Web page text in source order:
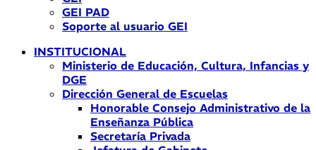
GEI PAD
Soporte al usuario GEI
INSTITUCIONAL
Ministerio de Educación, Cultura, Infancias y
DGE
Dirección General de Escuelas
Honorable Consejo Administrativo de la
Enseñanza Pública
Secretaría Privada